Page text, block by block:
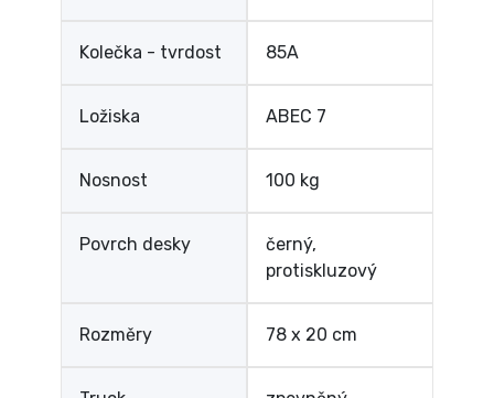
Kolečka - tvrdost 85A
Ložiska ABEC 7
Nosnost 100 kg
Povrch desky
černý,
protiskluzový
Rozměry 78 x 20 cm